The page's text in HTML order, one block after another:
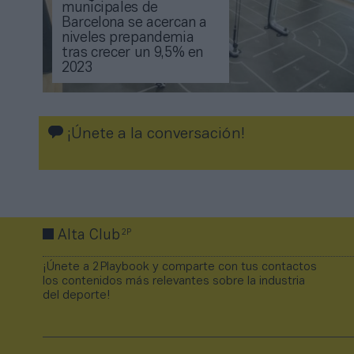
municipales de
Barcelona se acercan a
niveles prepandemia
tras crecer un 9,5% en
2023
¡Únete a la conversación!
Alta Club2P
¡Únete a 2Playbook y comparte con tus contactos
los contenidos más relevantes sobre la industria
del deporte!